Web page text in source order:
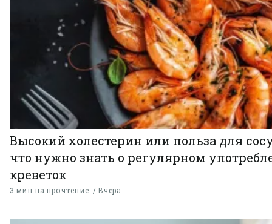
Высокий холестерин или польза для
что нужно знать о регулярном
креветок
3 мин на прочтение Вчера